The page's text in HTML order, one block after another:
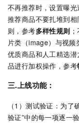
不再推荐时，设置曝
推荐商品不要扎堆到
则，参考多样性规则
片类（image）与视
优质商品和人工精选
品进行加权操作，参考
三.上线功能：
（1）测试验证：为
验证”中的每一项逐一